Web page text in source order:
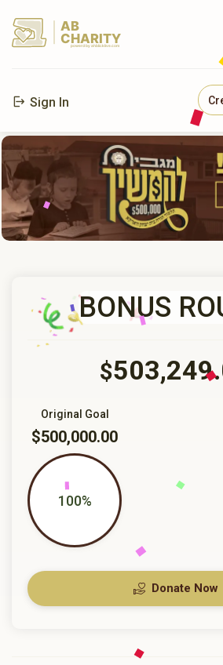
AB
CHARITY
powerd by ahblicklive.com
Sign In
BONUS
$
Original Goal
$500,000.00
100%
Donate Now